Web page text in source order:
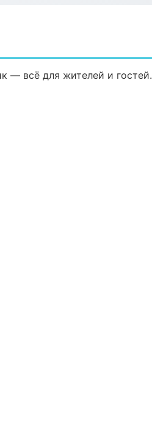
— всё для жителей и гостей.